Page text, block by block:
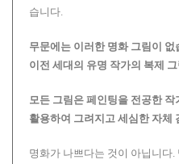
습니다.
무문에는 이러한 명화 그림이 없
이전 세대의 유명 작가의 복제
모든 그림은 페인팅을 전공한
활용하여 그려지고 세심한 자체
명화가 나쁘다는 것이 아닙니다